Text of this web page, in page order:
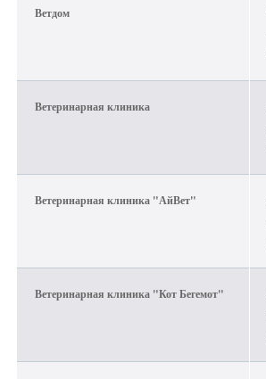
Ветдом
Ветеринарная клиника
Ветеринарная клиника "АйВет"
Ветеринарная клиника "Кот Бегемот"